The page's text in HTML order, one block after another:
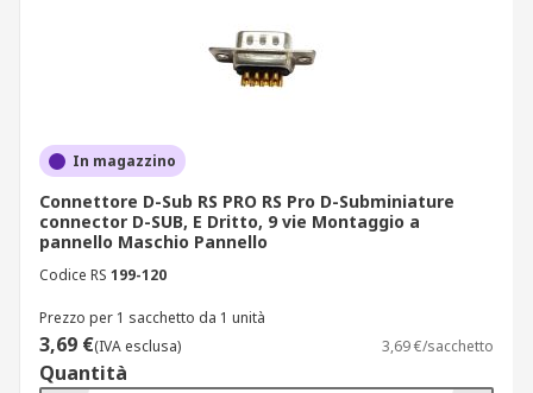
In magazzino
Connettore D-Sub RS PRO RS Pro D-Subminiature
connector D-SUB, E Dritto, 9 vie Montaggio a
pannello Maschio Pannello
Codice RS 199-120
Prezzo per 1 sacchetto da 1 unità
3,69 €(IVA esclusa) 3,69 €/sacchetto
Quantità